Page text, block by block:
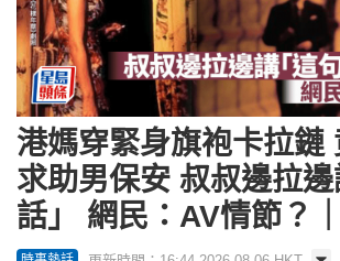
港媽穿緊身旗袍卡拉鏈
求助男保安 叔叔邊拉
話」 網民：AV情節？